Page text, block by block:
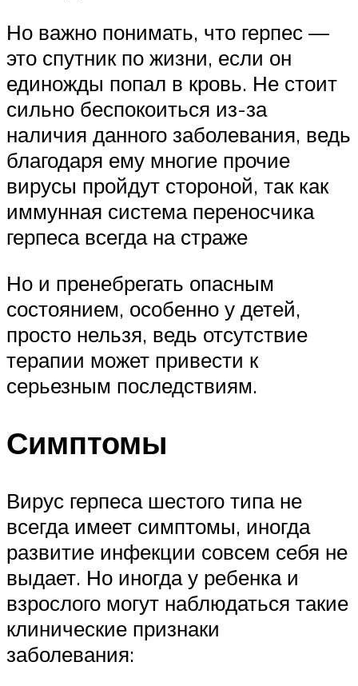
Но важно понимать, что герпес —
это спутник по жизни, если он
единожды попал в кровь. Не стоит
сильно беспокоиться из-за
наличия данного заболевания, ведь
благодаря ему многие прочие
вирусы пройдут стороной, так как
иммунная система переносчика
герпеса всегда на страже
Но и пренебрегать опасным
состоянием, особенно у детей,
просто нельзя, ведь отсутствие
терапии может привести к
серьезным последствиям.
Симптомы
Вирус герпеса шестого типа не
всегда имеет симптомы, иногда
развитие инфекции совсем себя не
выдает. Но иногда у ребенка и
взрослого могут наблюдаться такие
клинические признаки
заболевания: